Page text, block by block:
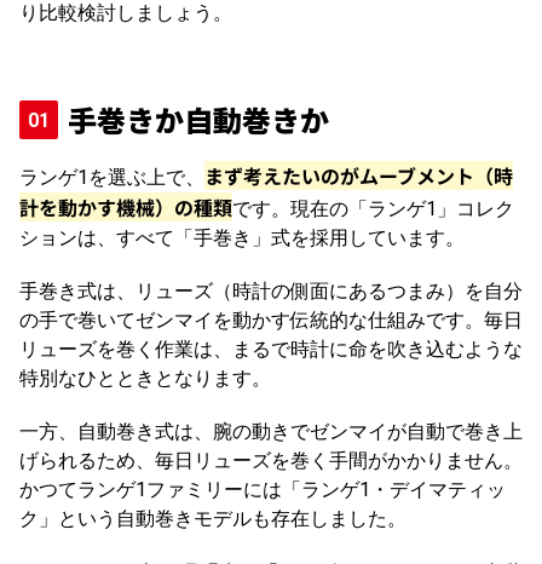
り比較検討しましょう。
手巻きか自動巻きか
ランゲ1を選ぶ上で、
まず考えたいのがムーブメント（時
計を動かす機械）の種類です。現在の「ランゲ1」コレク
ションは、すべて「手巻き」式を採用しています。
手巻き式は、リューズ（時計の側面にあるつまみ）を自分
の手で巻いてゼンマイを動かす伝統的な仕組みです。毎日
リューズを巻く作業は、まるで時計に命を吹き込むような
特別なひとときとなります。
一方、自動巻き式は、腕の動きでゼンマイが自動で巻き上
げられるため、毎日リューズを巻く手間がかかりません。
かつてランゲ1ファミリーには「ランゲ1・デイマティッ
ク」という自動巻きモデルも存在しました。